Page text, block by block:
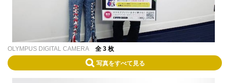
OLYMPUS DIGITAL CAMERA 全 3 枚
写真をすべて見る